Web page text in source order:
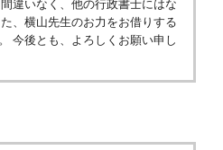
違いなく、他の行政書士にはな
、横山先生のお力をお借りする
今後とも、よろしくお願い申し